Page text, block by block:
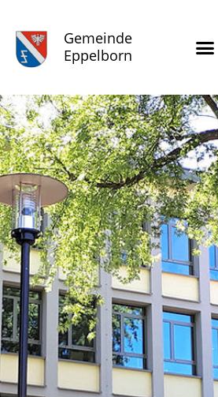
Gemeinde
Eppelborn